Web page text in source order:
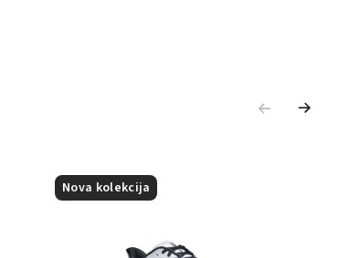
Nova kolekcija